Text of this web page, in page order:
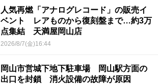
人気再燃「アナログレコード」の販売イ
ベント レアものから復刻盤まで…約3万
点集結 天満屋岡山店
2026/8/7(金)16:44
岡山市営城下地下駐車場 岡山駅方面の
出口を封鎖 消火設備の故障が原因